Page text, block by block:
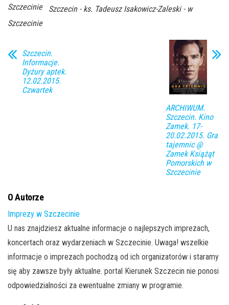
Szczecinie
Szczecin - ks. Tadeusz Isakowicz-Zaleski - w
Szczecinie
Szczecin.
Informacje.
Dyżury aptek.
12.02.2015.
Czwartek
ARCHIWUM.
Szczecin. Kino
Zamek. 17-
20.02.2015. Gra
tajemnic @
Zamek Książąt
Pomorskich w
Szczecinie
O Autorze
Imprezy w Szczecinie
U nas znajdziesz aktualne informacje o najlepszych imprezach,
koncertach oraz wydarzeniach w Szczecinie. Uwaga! wszelkie
informacje o imprezach pochodzą od ich organizatorów i staramy
się aby zawsze były aktualne. portal Kierunek Szczecin nie ponosi
odpowiedzialności za ewentualne zmiany w programie.